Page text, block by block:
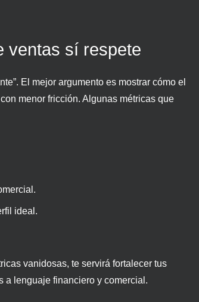
ventas sí respete
El mejor argumento es mostrar cómo el
menor fricción. Algunas métricas que
ideal.
vanidosas, te servirá fortalecer tus
a lenguaje financiero y comercial.